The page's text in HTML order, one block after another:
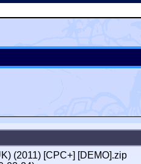
(2011) [CPC+] [DEMO].zip